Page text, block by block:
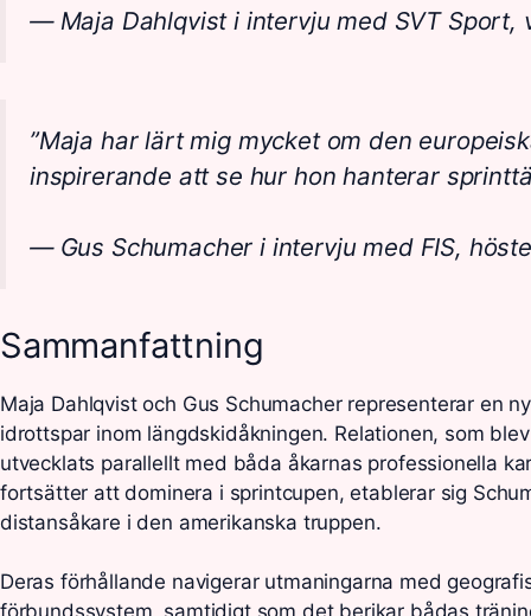
— Maja Dahlqvist i intervju med SVT Sport,
”Maja har lärt mig mycket om den
inspirerande att se hur hon hanterar
— Gus Schumacher i intervju med FIS,
Sammanfattning
Maja Dahlqvist och Gus Schumacher representerar en
idrottspar inom längdskidåkningen. Relationen, som
utvecklats parallellt med båda åkarnas professionella
fortsätter att dominera i sprintcupen, etablerar sig
distansåkare i den amerikanska truppen.
Deras förhållande navigerar utmaningarna med